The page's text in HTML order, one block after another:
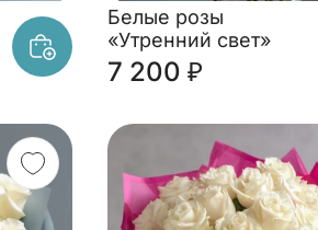
Белые розы
«Утренний свет»
7 200 ₽